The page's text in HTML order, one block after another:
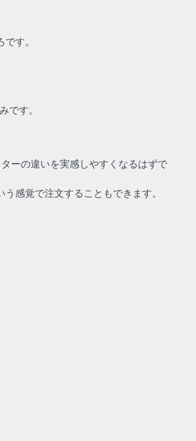
す。
です。
ーの違いを実感しやすくなるはずで
感覚で注文することもできます。